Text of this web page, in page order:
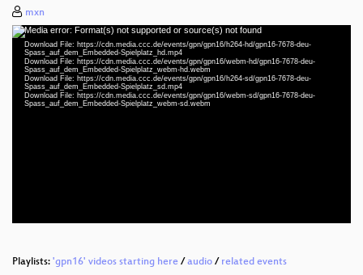
mxn
Video
Player
Media error: Format(s) not supported or source(s) not found
Download File: https://cdn.media.ccc.de/events/gpn/gpn16/h264-hd/gpn16-7678-deu-
Spass_auf_dem_Embedded-Spielplatz_hd.mp4
Download File: https://cdn.media.ccc.de/events/gpn/gpn16/webm-hd/gpn16-7678-deu-
Spass_auf_dem_Embedded-Spielplatz_webm-hd.webm
Download File: https://cdn.media.ccc.de/events/gpn/gpn16/h264-sd/gpn16-7678-deu-
Spass_auf_dem_Embedded-Spielplatz_sd.mp4
Download File: https://cdn.media.ccc.de/events/gpn/gpn16/webm-sd/gpn16-7678-deu-
Spass_auf_dem_Embedded-Spielplatz_webm-sd.webm
Playlists: 'gpn16' videos starting here /audio / related events